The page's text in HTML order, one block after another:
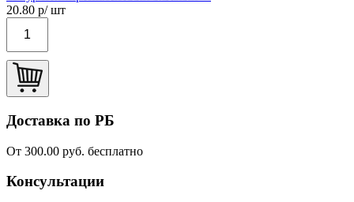
20.80 р/ шт
Доставка по РБ
От 300.00 руб. бесплатно
Консультации